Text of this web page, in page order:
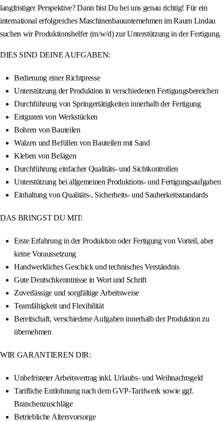
langfristiger Perspektive? Dann bist Du bei uns genau richtig! Für ein
international erfolgreiches Maschinenbauunternehmen im Raum Lindau
suchen wir Produktionshelfer (m/w/d) zur Unterstützung in der Fertigung.
DIES SIND DEINE AUFGABEN:
Bedienung einer Richtpresse
Unterstützung der Produktion in verschiedenen Fertigungsbereichen
Durchführung von Springertätigkeiten innerhalb der Fertigung
Entgraten von Werkstücken
Bohren von Bauteilen
Walzen und Befüllen von Bauteilen mit Sand
Kleben von Belägen
Durchführung einfacher Qualitäts- und Sichtkontrollen
Unterstützung bei allgemeinen Produktions- und Fertigungsaufgaben
Einhaltung von Qualitäts-, Sicherheits- und Sauberkeitsstandards
DAS BRINGST DU MIT:
Erste Erfahrung in der Produktion oder Fertigung von Vorteil, aber
keine Voraussetzung
Handwerkliches Geschick und technisches Verständnis
Gute Deutschkenntnisse in Wort und Schrift
Zuverlässige und sorgfältige Arbeitsweise
Teamfähigkeit und Flexibilität
Bereitschaft, verschiedene Aufgaben innerhalb der Produktion zu
übernehmen
WIR GARANTIEREN DIR:
Unbefristeter Arbeitsvertrag inkl. Urlaubs- und Weihnachtsgeld
Tarifliche Entlohnung nach dem GVP-Tarifwerk sowie ggf.
Branchenzuschläge
Betriebliche Altersvorsorge